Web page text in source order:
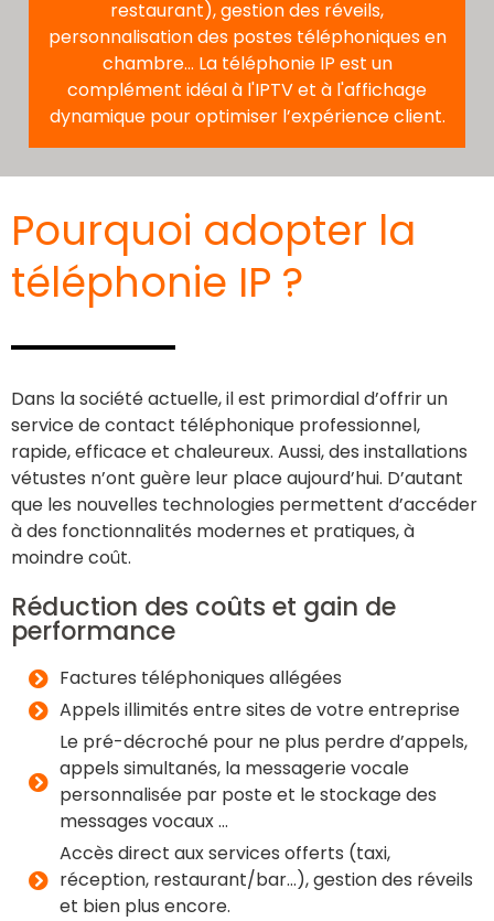
restaurant), gestion des réveils,
personnalisation des postes téléphoniques en
chambre… La téléphonie IP est un
complément idéal à l'IPTV et à l'affichage
dynamique pour optimiser l’expérience client.
Pourquoi adopter la
téléphonie IP ?
Dans la société actuelle, il est primordial d’offrir un
service de contact téléphonique professionnel,
rapide, efficace et chaleureux. Aussi, des installations
vétustes n’ont guère leur place aujourd’hui. D’autant
que les nouvelles technologies permettent d’accéder
à des fonctionnalités modernes et pratiques, à
moindre coût.
Réduction des coûts et gain de
performance
Factures téléphoniques allégées
Appels illimités entre sites de votre entreprise
Le pré-décroché pour ne plus perdre d’appels,
appels simultanés, la messagerie vocale
personnalisée par poste et le stockage des
messages vocaux …
Accès direct aux services offerts (taxi,
réception, restaurant/bar…), gestion des réveils
et bien plus encore.